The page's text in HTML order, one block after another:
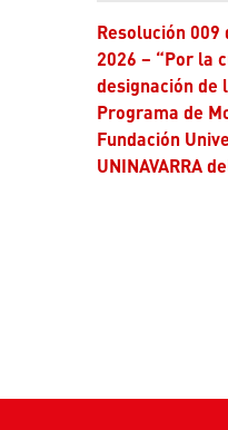
Resolución 009 del 17 de julio de
2026 – “Por la
designación de
Programa de
Fundación
UNINAVARRA